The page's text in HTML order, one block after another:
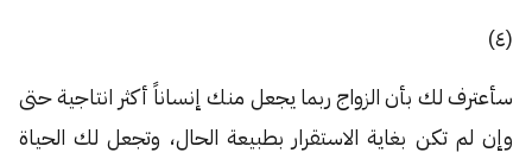
(٤)
سأعترف لك بأن الزواج ربما يجعل منك إنساناً أكثر انتاجية حتى
وإن لم تكن بغاية الاستقرار بطبيعة الحال، وتجعل لك الحياة